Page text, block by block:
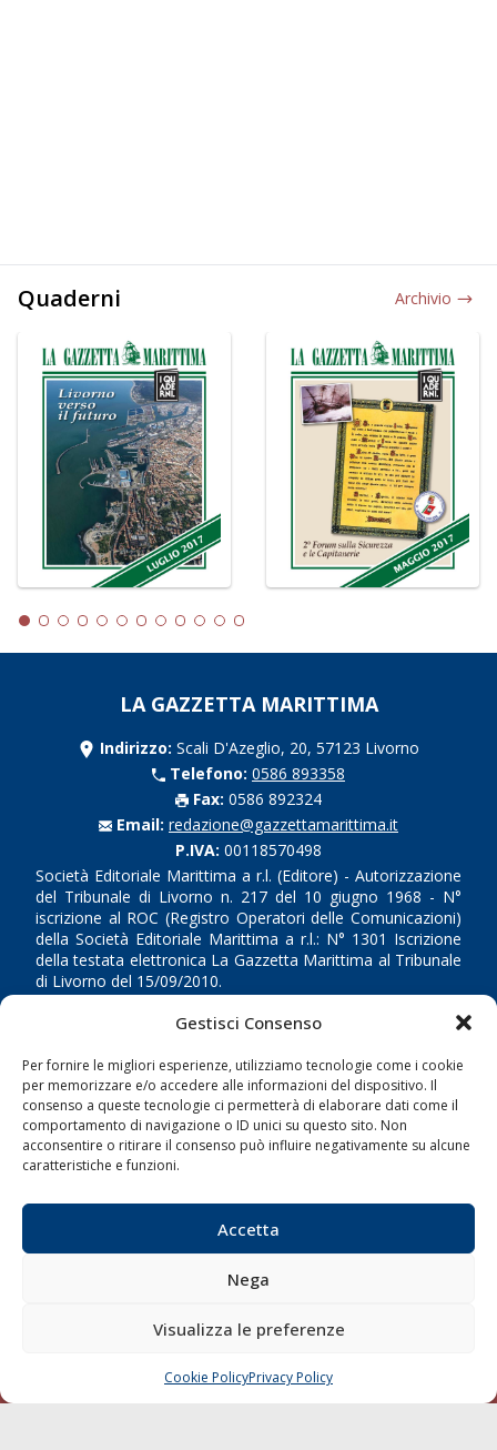
Gestisci Consenso
Per fornire le migliori esperienze, utilizziamo tecnologie come i cookie
per memorizzare e/o accedere alle informazioni del dispositivo. Il
consenso a queste tecnologie ci permetterà di elaborare dati come il
comportamento di navigazione o ID unici su questo sito. Non
acconsentire o ritirare il consenso può influire negativamente su alcune
caratteristiche e funzioni.
Accetta
Nega
Visualizza le preferenze
Cookie PolicyPrivacy Policy
Quaderni Archivio
LA GAZZETTA MARITTIMA
Indirizzo: Scali D'Azeglio, 20, 57123 Livorno
Telefono: 0586 893358
Fax: 0586 892324
Email: redazione@gazzettamarittima.it
P.IVA: 00118570498
Società Editoriale Marittima a r.l. (Editore) - Autorizzazione
del Tribunale di Livorno n. 217 del 10 giugno 1968 - N°
iscrizione al ROC (Registro Operatori delle Comunicazioni)
della Società Editoriale Marittima a r.l.: N° 1301 Iscrizione
della testata elettronica La Gazzetta Marittima al Tribunale
di Livorno del 15/09/2010.
LINK
Shipping
Porti/Interporti
Trasporti
Compagnie di Navigazione
Blue economy
Diporto
Contatti
CHIAMA SCRIVI